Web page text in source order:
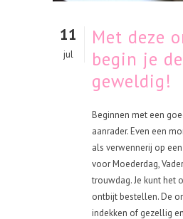
11
jul
Met deze
begin je
geweldig!
Beginnen met een
aanrader. Even een
als verwennerij op
voor Moederdag,
trouwdag. Je kunt het
ontbijt bestellen. De
indekken of gezellig